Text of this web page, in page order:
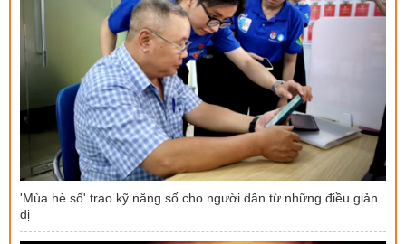
'Mùa hè số' trao kỹ năng số cho người dân từ những điều giản
dị